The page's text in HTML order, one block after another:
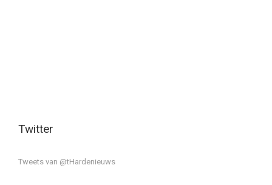
Twitter
Tweets van @tHardenieuws